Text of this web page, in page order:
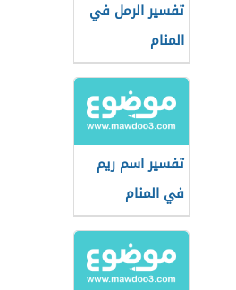
تفسير الرمل في
المنام
تفسير اسم ريم
في المنام